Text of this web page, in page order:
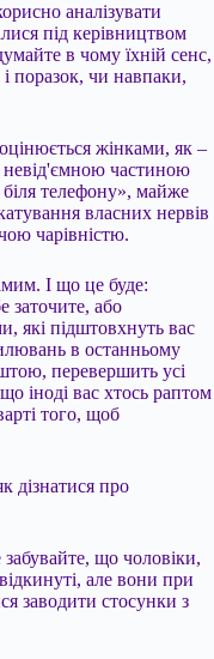
аналізувати
під керівництвом
в чому їхній сенс,
поразок, чи навпаки,
жінками, як –
невід'ємною частиною
біля телефону», майже
власних нервів
чарівністю.
І що це буде:
заточите, або
які підштовхнуть вас
в останньому
перевершить усі
іноді вас хтось раптом
того, щоб
дізнатися про
що чоловіки,
але вони при
заводити стосунки з